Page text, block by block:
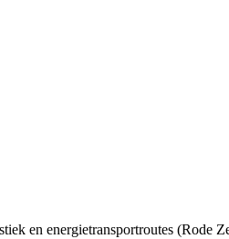
en energietransportroutes (Rode